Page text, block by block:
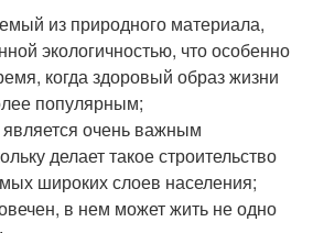
из природного материала,
экологичностью, что особенно
когда здоровый образ жизни
популярным;
очень важным
делает такое строительство
широких слоев населения;
в нем может жить не одно